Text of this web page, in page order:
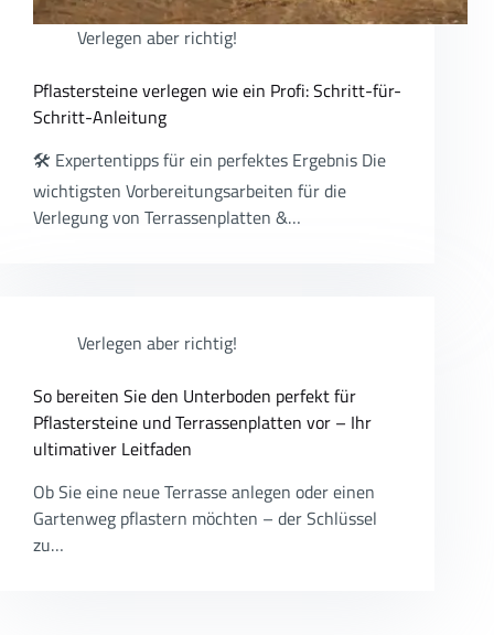
Verlegen aber richtig!
Pflastersteine verlegen wie ein Profi: Schritt-für-
Schritt-Anleitung
🛠️ Expertentipps für ein perfektes Ergebnis Die
wichtigsten Vorbereitungsarbeiten für die
Verlegung von Terrassenplatten &…
Verlegen aber richtig!
So bereiten Sie den Unterboden perfekt für
Pflastersteine und Terrassenplatten vor – Ihr
ultimativer Leitfaden
Ob Sie eine neue Terrasse anlegen oder einen
Gartenweg pflastern möchten – der Schlüssel
zu…